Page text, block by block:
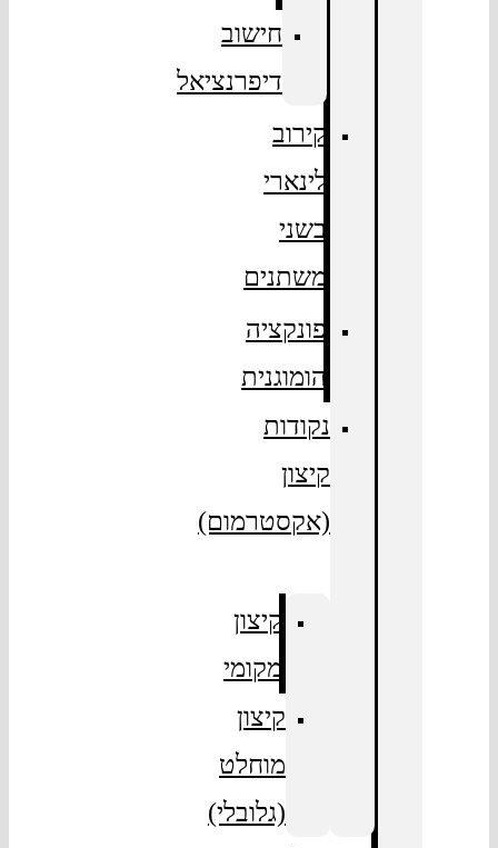
חישוב
דיפרנציאל
קירוב
לינארי
משתנים
פונקציה
הומוגנית
נקודות
(אקסטרמום)
קיצון
מקומי
קיצון
מוחלט
(גלובלי)